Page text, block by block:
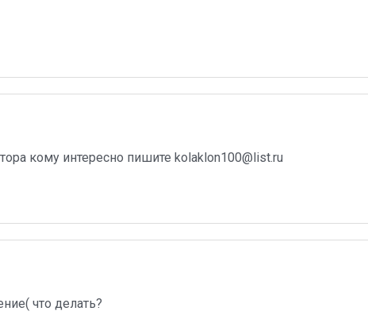
кому интересно пишите kolaklon100@list.ru
что делать?